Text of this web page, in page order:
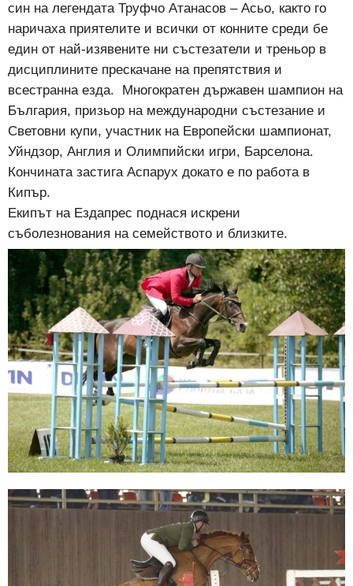
син на легендата Труфчо Атанасов – Асьо, както го
наричаха приятелите и всички от конните среди бе
един от най-изявените ни състезатели и треньор в
дисциплините прескачане на препятствия и
всестранна езда. Многократен държавен шампион на
България, призьор на международни състезание и
Световни купи, участник на Европейски шампионат,
Уйндзор, Англия и Олимпийски игри, Барселона.
Кончината застига Аспарух докато е по работа в
Кипър.
Екипът на Ездапрес поднася искрени
съболезнования на семейството и близките.